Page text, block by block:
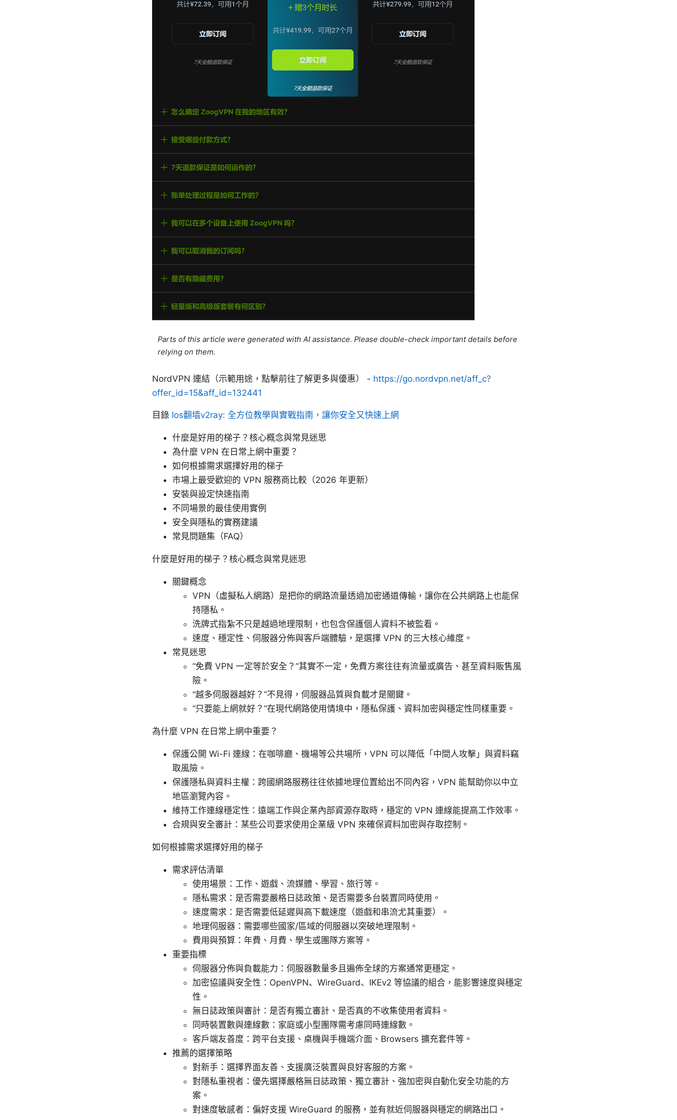
Parts of this article were generated with AI assistance. Please double-check important details before
relying on them.
NordVPN 連結（示範用途，點擊前往了解更多與優惠） - https://go.nordvpn.net/aff_c?
offer_id=15&aff_id=132441
目錄 Ios翻墙v2ray: 全方位教學與實戰指南，讓你安全又快速上網
什麼是好用的梯子？核心概念與常見迷思
為什麼 VPN 在日常上網中重要？
如何根據需求選擇好用的梯子
市場上最受歡迎的 VPN 服務商比較（2026 年更新）
安裝與設定快速指南
不同場景的最佳使用實例
安全與隱私的實務建議
常見問題集（FAQ）
什麼是好用的梯子？核心概念與常見迷思
關鍵概念
VPN（虛擬私人網路）是把你的網路流量透過加密通道傳輸，讓你在公共網路上也能保
持隱私。
洗牌式指紮不只是越過地理限制，也包含保護個人資料不被監看。
速度、穩定性、伺服器分佈與客戶端體驗，是選擇 VPN 的三大核心維度。
常見迷思
“免費 VPN 一定等於安全？”其實不一定，免費方案往往有流量或廣告、甚至資料販售風
險。
“越多伺服器越好？”不見得，伺服器品質與負載才是關鍵。
“只要能上網就好？”在現代網路使用情境中，隱私保護、資料加密與穩定性同樣重要。
為什麼 VPN 在日常上網中重要？
保護公開 Wi-Fi 連線：在咖啡廳、機場等公共場所，VPN 可以降低「中間人攻擊」與資料竊
取風險。
保護隱私與資料主權：跨國網路服務往往依據地理位置給出不同內容，VPN 能幫助你以中立
地區瀏覽內容。
維持工作連線穩定性：遠端工作與企業內部資源存取時，穩定的 VPN 連線能提高工作效率。
合規與安全審計：某些公司要求使用企業級 VPN 來確保資料加密與存取控制。
如何根據需求選擇好用的梯子
需求評估清單
使用場景：工作、遊戲、流媒體、學習、旅行等。
隱私需求：是否需要嚴格日誌政策、是否需要多台裝置同時使用。
速度需求：是否需要低延遲與高下載速度（遊戲和串流尤其重要）。
地理伺服器：需要哪些國家/區域的伺服器以突破地理限制。
費用與預算：年費、月費、學生或團隊方案等。
重要指標
伺服器分佈與負載能力：伺服器數量多且遍佈全球的方案通常更穩定。
加密協議與安全性：OpenVPN、WireGuard、IKEv2 等協議的組合，能影響速度與穩定
性。
無日誌政策與審計：是否有獨立審計、是否真的不收集使用者資料。
同時裝置數與連線數：家庭或小型團隊需考慮同時連線數。
客戶端友善度：跨平台支援、桌機與手機端介面、Browsers 擴充套件等。
推薦的選擇策略
對新手：選擇界面友善、支援廣泛裝置與良好客服的方案。
對隱私重視者：優先選擇嚴格無日誌政策、獨立審計、強加密與自動化安全功能的方
案。
對速度敏感者：偏好支援 WireGuard 的服務，並有就近伺服器與穩定的網路出口。